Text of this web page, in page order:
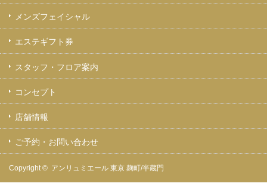
メンズフェイシャル
エステギフト券
スタッフ・フロア案内
コンセプト
店舗情報
ご予約・お問い合わせ
Copyright © アンリュミエール 東京 麹町/半蔵門